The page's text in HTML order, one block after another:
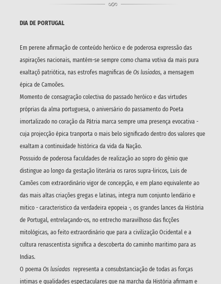
DIA DE PORTUGAL
Em perene afirmação de conteúdo heróico e de poderosa expressão das
aspirações nacionais, mantém-se sempre como chama votiva da mais pura
exaltaçõ patriótica, nas estrofes magnificas de Os lusiadas, a mensagem
épica de Camoões.
Momento de consagração colectiva do passado heróico e das virtudes
próprias da alma portuguesa, o aniversário do passamento do Poeta
imortalizado no coração da Pátria marca sempre uma presença evocativa -
cuja projecção épica tranporta o mais belo significado dentro dos valores que
exaltam a continuidade histórica da vida da Nação.
Possuido de poderosa faculdades de realização ao sopro do génio que
distingue ao longo da gestação literária os raros supra-liricos, Luis de
Camões com extraordinário vigor de concepção, e em plano equivalente ao
das mais altas criações gregas e latinas, integra num conjunto lendário e
mitico - caracteristico da verdadeira epopeia -, os grandes lances da História
de Portugal, entrelaçando-os, no entrecho maravilhoso das ficções
mitológicas, ao feito extraordinário que para a civilização Ocidental e a
cultura renascentista significa a descoberta do caminho maritimo para as
Indias.
O poema Os lusiadas representa a consubstanciação de todas as forças
intimas e qualidades espectaculares que na marcha da História afirmam e